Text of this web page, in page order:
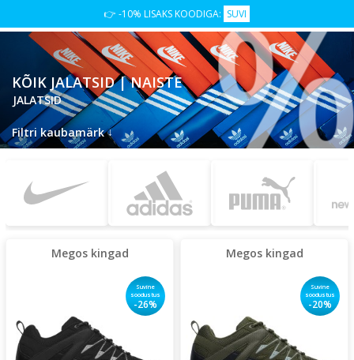
👉 -10% LISAKS KOODIGA: SUVI
Filtri kaubamärk↓
KÕIK JALATSID | NAISTE
JALATSID
Megos kingad
Suvine
soodustus
-26%
Megos kingad
Suvine
soodustus
-20%